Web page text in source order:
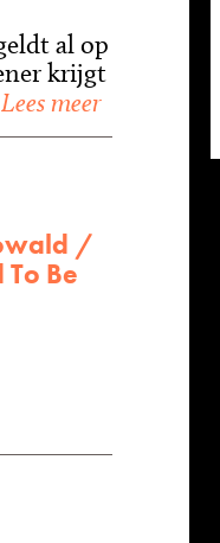
al op
krijgt
Lees meer
/
Be